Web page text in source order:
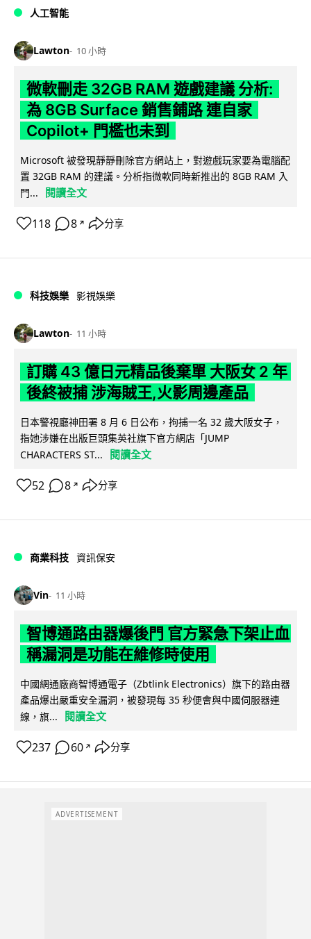
人工智能
Lawton 10 小時
微軟刪走 32GB RAM 遊戲建議 分析:
為 8GB Surface 銷售鋪路 連自家
Copilot+ 門檻也未到
Microsoft 被發現靜靜刪除官方網站上，對遊戲玩家要為電腦配
置 32GB RAM 的建議。分析指微軟同時新推出的 8GB RAM 入
門...
閱讀全文
118 8 ↗ 分享
科技娛樂 影視娛樂
Lawton 11 小時
訂購 43 億日元精品後棄單 大阪女 2 年
後終被捕 涉海賊王,火影周邊產品
日本警視廳神田署 8 月 6 日公布，拘捕一名 32 歲大阪女子，
指她涉嫌在出版巨頭集英社旗下官方網店「JUMP
CHARACTERS ST...
閱讀全文
52 8 ↗ 分享
商業科技 資訊保安
Vin 11 小時
智博通路由器爆後門 官方緊急下架止血
稱漏洞是功能在維修時使用
中國網通廠商智博通電子（Zbtlink Electronics）旗下的路由器
產品爆出嚴重安全漏洞，被發現每 35 秒便會與中國伺服器連
線，旗...
閱讀全文
237 60 ↗ 分享
ADVERTISEMENT